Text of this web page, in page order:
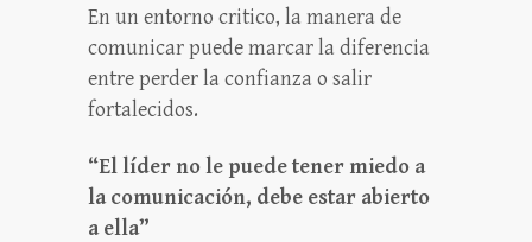
En un entorno critico, la manera de
comunicar puede marcar la diferencia
entre perder la confianza o salir
fortalecidos.
“El líder no le puede tener miedo a
la comunicación, debe estar abierto
a ella”